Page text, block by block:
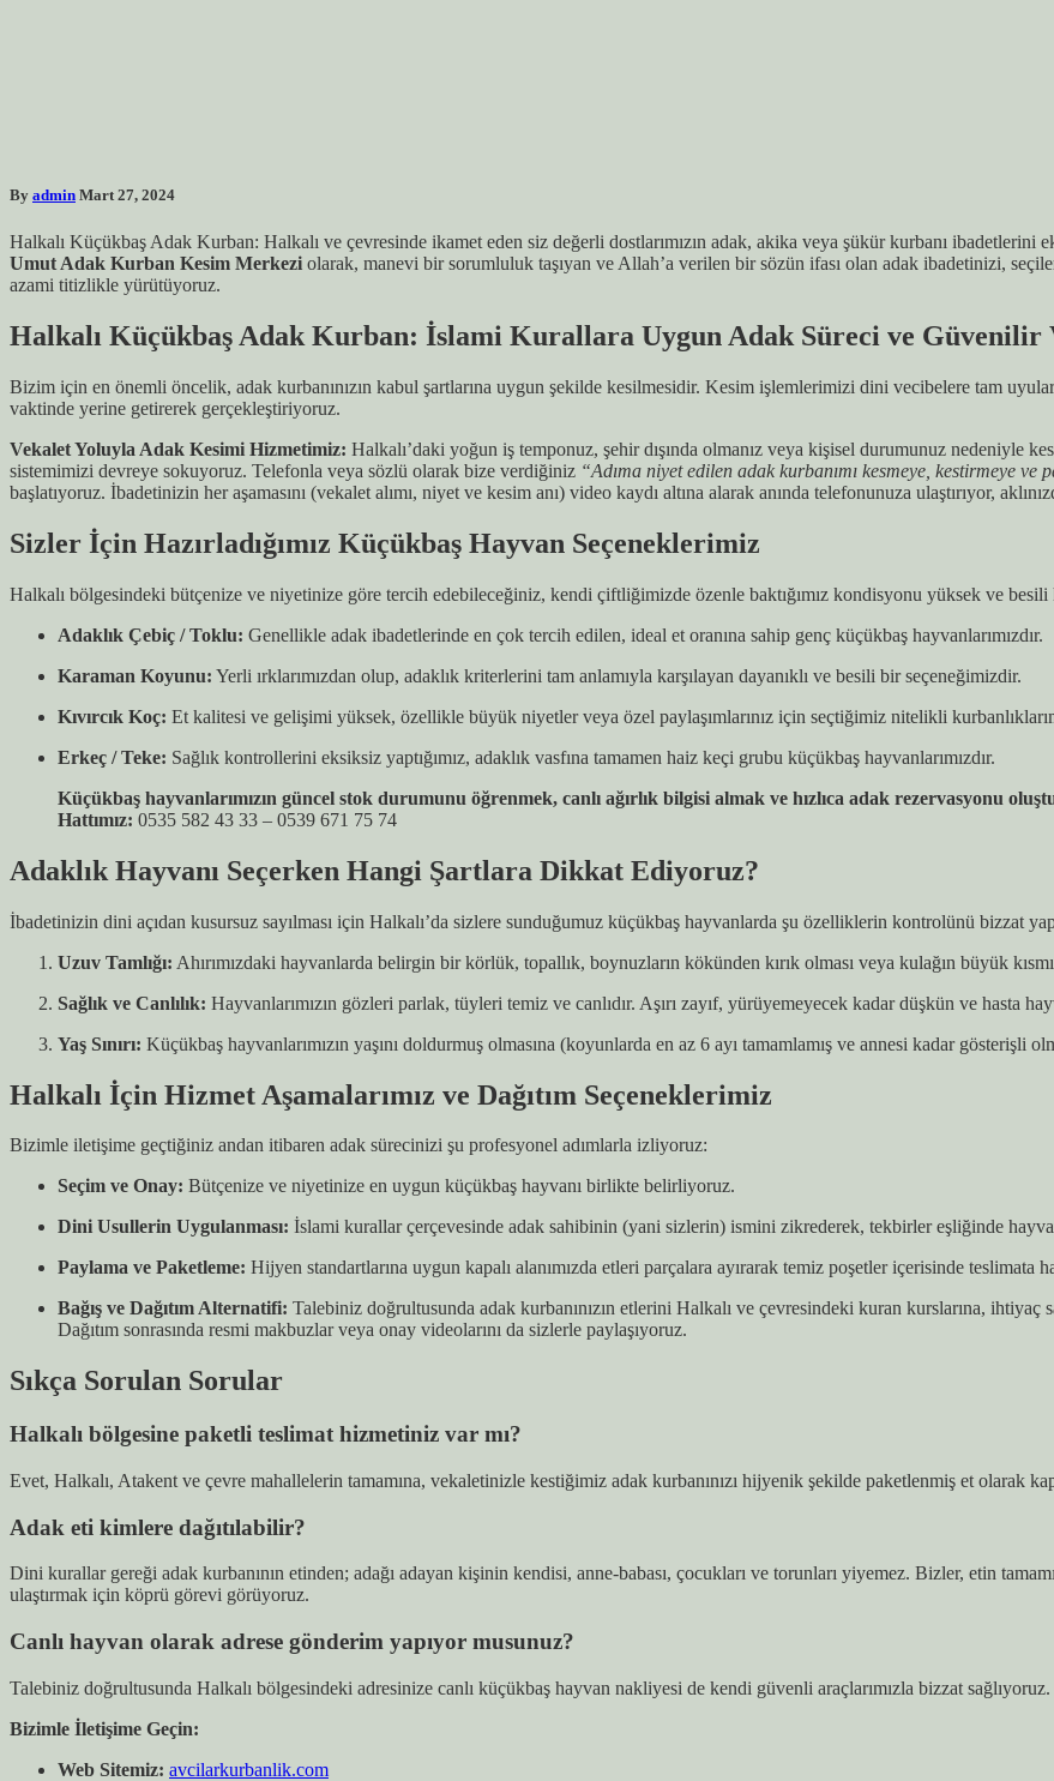
By admin Mart 27, 2024
Halkalı Küçükbaş Adak Kurban: Halkalı ve çevresinde ikamet eden siz değerli dostlarımızın adak, akika veya şükür kurbanı
Umut Adak Kurban Kesim Merkezi olarak, manevi bir sorumluluk taşıyan ve Allah’a verilen bir sözün ifası olan adak ibadetinizi,
azami titizlikle yürütüyoruz.
Halkalı Küçükbaş Adak Kurban: İslami Kurallara Uygun Adak Süreci ve Güvenilir
Bizim için en önemli öncelik, adak kurbanınızın kabul şartlarına uygun şekilde kesilmesidir. Kesim işlemlerimizi dini vecibelere tam
vaktinde yerine getirerek gerçekleştiriyoruz.
Vekalet Yoluyla Adak Kesimi Hizmetimiz: Halkalı’daki yoğun iş temponuz, şehir dışında olmanız veya kişisel durumunuz nedeniyle
sistemimizi devreye sokuyoruz. Telefonla veya sözlü olarak bize verdiğiniz “Adıma niyet edilen adak kurbanımı kesmeye, kestirmeye ve
başlatıyoruz. İbadetinizin her aşamasını (vekalet alımı, niyet ve kesim anı) video kaydı altına alarak anında telefonunuza ulaştırıyor,
Sizler İçin Hazırladığımız Küçükbaş Hayvan Seçeneklerimiz
Halkalı bölgesindeki bütçenize ve niyetinize göre tercih edebileceğiniz, kendi çiftliğimizde özenle baktığımız kondisyonu yüksek ve
Adaklık Çebiç / Toklu: Genellikle adak ibadetlerinde en çok tercih edilen, ideal et oranına sahip genç küçükbaş hayvanlarımızdır.
Karaman Koyunu: Yerli ırklarımızdan olup, adaklık kriterlerini tam anlamıyla karşılayan dayanıklı ve besili bir seçeneğimizdir.
Kıvırcık Koç: Et kalitesi ve gelişimi yüksek, özellikle büyük niyetler veya özel paylaşımlarınız için seçtiğimiz nitelikli
Erkeç / Teke: Sağlık kontrollerini eksiksiz yaptığımız, adaklık vasfına tamamen haiz keçi grubu küçükbaş hayvanlarımızdır.
Küçükbaş hayvanlarımızın güncel stok durumunu öğrenmek, canlı ağırlık bilgisi almak ve hızlıca adak rezervasyonu
Hattımız: 0535 582 43 33 – 0539 671 75 74
Adaklık Hayvanı Seçerken Hangi Şartlara Dikkat Ediyoruz?
İbadetinizin dini açıdan kusursuz sayılması için Halkalı’da sizlere sunduğumuz küçükbaş hayvanlarda şu özelliklerin kontrolünü bizzat
Uzuv Tamlığı: Ahırımızdaki hayvanlarda belirgin bir körlük, topallık, boynuzların kökünden kırık olması veya kulağın büyük
Sağlık ve Canlılık: Hayvanlarımızın gözleri parlak, tüyleri temiz ve canlıdır. Aşırı zayıf, yürüyemeyecek kadar düşkün ve hasta
Yaş Sınırı: Küçükbaş hayvanlarımızın yaşını doldurmuş olmasına (koyunlarda en az 6 ayı tamamlamış ve annesi kadar gösterişli
Halkalı İçin Hizmet Aşamalarımız ve Dağıtım Seçeneklerimiz
Bizimle iletişime geçtiğiniz andan itibaren adak sürecinizi şu profesyonel adımlarla izliyoruz:
Seçim ve Onay: Bütçenize ve niyetinize en uygun küçükbaş hayvanı birlikte belirliyoruz.
Dini Usullerin Uygulanması: İslami kurallar çerçevesinde adak sahibinin (yani sizlerin) ismini zikrederek, tekbirler eşliğinde
Paylama ve Paketleme: Hijyen standartlarına uygun kapalı alanımızda etleri parçalara ayırarak temiz poşetler içerisinde teslimata
Bağış ve Dağıtım Alternatifi: Talebiniz doğrultusunda adak kurbanınızın etlerini Halkalı ve çevresindeki kuran kurslarına, ihtiyaç
Dağıtım sonrasında resmi makbuzlar veya onay videolarını da sizlerle paylaşıyoruz.
Sıkça Sorulan Sorular
Halkalı bölgesine paketli teslimat hizmetiniz var mı?
Evet, Halkalı, Atakent ve çevre mahallelerin tamamına, vekaletinizle kestiğimiz adak kurbanınızı hijyenik şekilde paketlenmiş et olarak
Adak eti kimlere dağıtılabilir?
Dini kurallar gereği adak kurbanının etinden; adağı adayan kişinin kendisi, anne-babası, çocukları ve torunları yiyemez. Bizler, etin
ulaştırmak için köprü görevi görüyoruz.
Canlı hayvan olarak adrese gönderim yapıyor musunuz?
Talebiniz doğrultusunda Halkalı bölgesindeki adresinize canlı küçükbaş hayvan nakliyesi de kendi güvenli araçlarımızla bizzat sağlıyoruz.
Bizimle İletişime Geçin:
Web Sitemiz: avcilarkurbanlik.com